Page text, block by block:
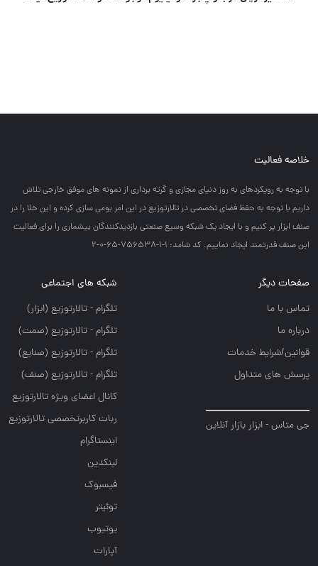
خلاصه فعالیت
با توجه به رويكردهاي به روز دنياي مجازي و گرته برداري از نمونه هاي موفق خارجي تلاش
داريم با توجه به حفظ فضاي تخصصي در تالارتوزيع در اين امر بومي سازي كرده و اين خلا را در
صنف ابزار پر كنيم و با ايجاد يك شبكه وسيع صنعتي بازديدكنندگان بيشماري را براي فعاليت
اين صنف قدرتمند ايجاد نماييم. کد شامد: 1-1-756538-65-0-2
صفحات دیگر
تماس با ما
درباره ما
قوانین/شرایط خدمات
پرسش های متداول
جی متاس - ابزار بازار آنلاین
شبکه های اجتماعی
تلگرام - تالارتوزيع (ابزار)
تلگرام - تالارتوزيع (صمت)
تلگرام - تالارتوزيع (صنايع)
تلگرام - تالارتوزیع (صنف)
کانال اعضای ویژه تالارتوزیع
ربات کاربرتخصصی تالارتوزیع
اینستاگرام
لینکدین
فیسبوک
توئیتر
یوتیوب
آپارات